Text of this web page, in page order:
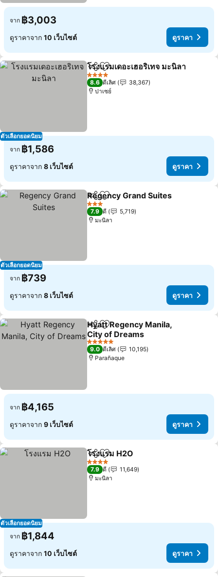
จาก ฿3,003
ดูราคาจาก 10 เว็บไซต์ ดูราคา
ตัวเลือกยอดนิยม
แชร์ เพิ่มในรายการโปรด
โรงแรมเดอะเฮอริเทจ มะนิลา
4 ดาว
8.6 ดีเลิศ
38,367
ปาเซย์
จาก ฿1,586
ดูราคาจาก 8 เว็บไซต์ ดูราคา
ตัวเลือกยอดนิยม
แชร์ เพิ่มในรายการโปรด
Regency Grand Suites
3 ดาว
7.9 ดี
5,719
มะนิลา
จาก ฿739
ดูราคาจาก 8 เว็บไซต์ ดูราคา
แชร์ เพิ่มในรายการโปรด
Hyatt Regency Manila,
City of Dreams
ดูราคา
5 ดาว
9.0 ดีเลิศ
10,195
Parañaque
จาก ฿4,165
ดูราคาจาก 9 เว็บไซต์ ดูราคา
ตัวเลือกยอดนิยม
แชร์ เพิ่มในรายการโปรด
โรงแรม H2O
4 ดาว
7.9 ดี
11,649
มะนิลา
จาก ฿1,844
ดูราคาจาก 10 เว็บไซต์ ดูราคา